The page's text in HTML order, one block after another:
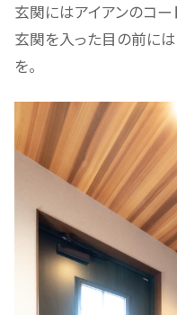
玄関にはアイアンのコー
玄関を入った目の前に
を。